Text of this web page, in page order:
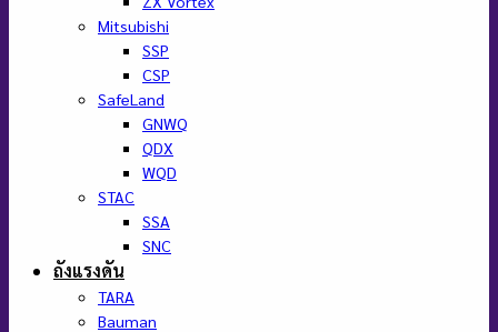
Mitsubishi
SSP
CSP
SafeLand
GNWQ
QDX
WQD
STAC
SSA
SNC
ถังแรงดัน
TARA
Bauman